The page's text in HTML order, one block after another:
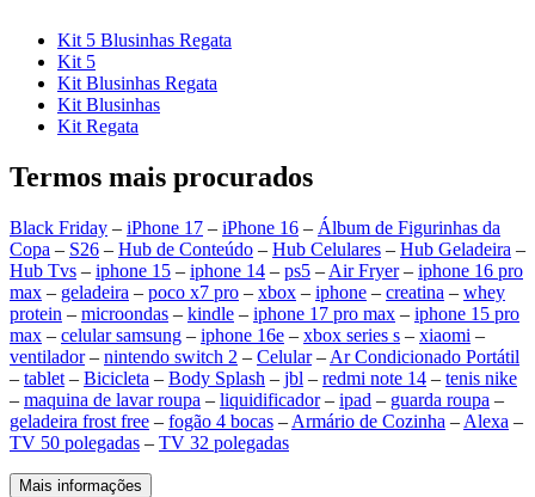
Kit 5 Blusinhas Regata
Kit 5
Kit Blusinhas Regata
Kit Blusinhas
Kit Regata
Termos mais procurados
Black Friday – iPhone 17 – iPhone 16 – Álbum de Figurinhas da
Copa – S26 – Hub de Conteúdo – Hub Celulares – Hub Geladeira –
Hub Tvs – iphone 15 – iphone 14 – ps5 – Air Fryer– iphone 16 pro
max – geladeira – poco x7 pro – xbox – iphone – creatina – whey
protein – microondas – kindle – iphone 17 pro max – iphone 15 pro
max – celular samsung – iphone 16e – xbox series s – xiaomi –
ventilador– nintendo switch 2 – Celular– Ar Condicionado Portátil
– tablet – Bicicleta – Body Splash – jbl – redmi note 14 – tenis nike
– maquina de lavar roupa – liquidificador– ipad – guarda roupa –
geladeira frost free – fogão 4 bocas – Armário de Cozinha – Alexa –
TV 50 polegadas – TV 32 polegadas
Mais informações